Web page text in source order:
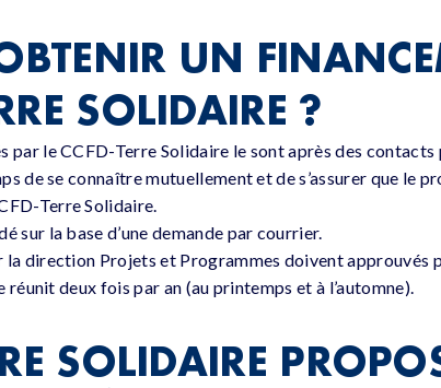
UN
SOLIDAIRE ?
par le CCFD-Terre Solidaire le sont après des contacts
de se connaître mutuellement et de s’assurer que le
Terre Solidaire.
sur la base d’une demande par courrier.
la direction Projets et Programmes doivent approuvés
réunit deux fois par an (au printemps et à l’automne).
SOLIDAIRE